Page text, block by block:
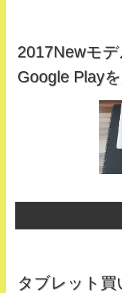
2017Newモ
Google Play
タブレット買